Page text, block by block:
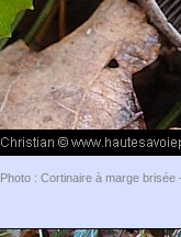
Photo : Cortinaire à marge